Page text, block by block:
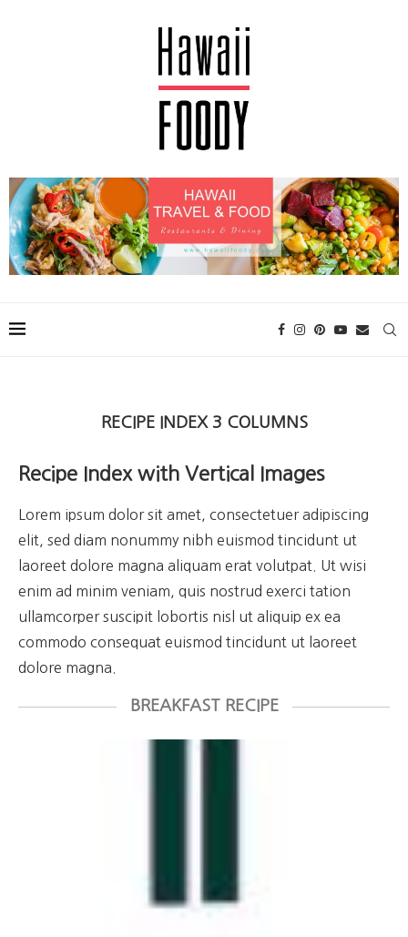
RECIPE INDEX 3 COLUMNS
Recipe Index with Vertical Images
Lorem ipsum dolor sit amet, consectetuer adipiscing
elit, sed diam nonummy nibh euismod tincidunt ut
laoreet dolore magna aliquam erat volutpat. Ut wisi
enim ad minim veniam, quis nostrud exerci tation
ullamcorper suscipit lobortis nisl ut aliquip ex ea
commodo consequat euismod tincidunt ut laoreet
dolore magna.
BREAKFAST RECIPE